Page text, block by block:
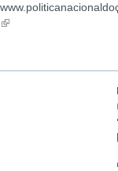
(link